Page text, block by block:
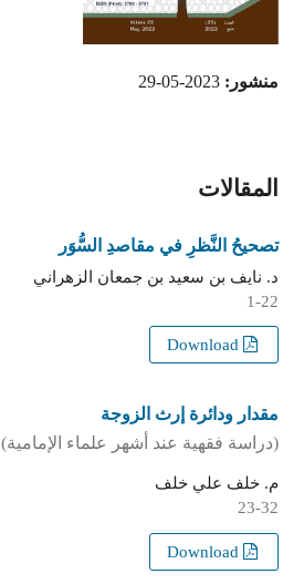
منشور: 2023-05-29
المقالات
تصحيحُ النَّظرِ في مقاصدِ السُّوَر
د. نايف بن سعيد بن جمعان الزهراني
1-22
مقدار ودائرة إرث الزوجة
(دراسة فقهية عند أشهر علماء الإمامية)
م. خلف علي خلف
23-32